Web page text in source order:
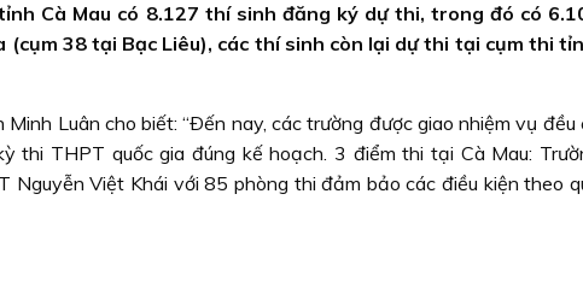
Cà Mau có 8.127 thí sinh đăng ký dự thi, trong đó có
38 tại Bạc Liêu), các thí sinh còn lại dự thi tại cụm thi
Luân cho biết: “Ðến nay, các trường được giao nhiệm vụ đều
THPT quốc gia đúng kế hoạch. 3 điểm thi tại Cà Mau:
Nguyễn Việt Khái với 85 phòng thi đảm bảo các điều kiện theo